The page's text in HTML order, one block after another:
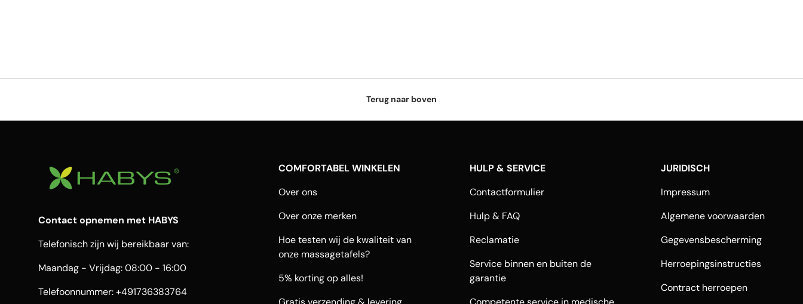
Terug naar boven
Contact opnemen met HABYS
Telefonisch zijn wij bereikbaar van:
Maandag - Vrijdag: 08:00 - 16:00
Telefoonnummer: +491736383764
COMFORTABEL WINKELEN
Over ons
Over onze merken
Hoe testen wij de kwaliteit van
onze massagetafels?
5% korting op alles!
HULP & SERVICE
Contactformulier
Hulp & FAQ
Reclamatie
Service binnen en buiten de
garantie
JURIDISCH
Impressum
Algemene voorwaarden
Gegevensbescherming
Herroepingsinstructies
Contract herroepen